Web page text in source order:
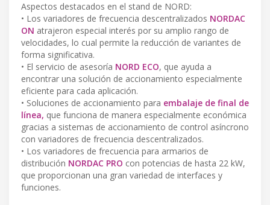
Aspectos destacados en el stand de NORD:
• Los variadores de frecuencia descentralizados NORDAC
ON atrajeron especial interés por su amplio rango de
velocidades, lo cual permite la reducción de variantes de
forma significativa.
• El servicio de asesoría NORD ECO, que ayuda a
encontrar una solución de accionamiento especialmente
eficiente para cada aplicación.
• Soluciones de accionamiento para embalaje de final de
línea, que funciona de manera especialmente económica
gracias a sistemas de accionamiento de control asíncrono
con variadores de frecuencia descentralizados.
• Los variadores de frecuencia para armarios de
distribución NORDAC PRO con potencias de hasta 22 kW,
que proporcionan una gran variedad de interfaces y
funciones.